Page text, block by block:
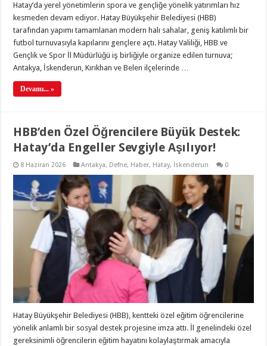
Hatay’da yerel yönetimlerin spora ve gençliğe yönelik yatırımları hız
kesmeden devam ediyor. Hatay Büyükşehir Belediyesi (HBB)
tarafından yapımı tamamlanan modern halı sahalar, geniş katılımlı bir
futbol turnuvasıyla kapılarını gençlere açtı. Hatay Valiliği, HBB ve
Gençlik ve Spor İl Müdürlüğü iş birliğiyle organize edilen turnuva;
Antakya, İskenderun, Kırıkhan ve Belen ilçelerinde …
Devamı... »
HBB’den Özel Öğrencilere Büyük Destek:
Hatay’da Engeller Sevgiyle Aşılıyor!
8 Haziran 2026 Antakya, Defne, Haber, Hatay, İskenderun 0
Hatay Büyükşehir Belediyesi (HBB), kentteki özel eğitim öğrencilerine
yönelik anlamlı bir sosyal destek projesine imza attı. İl genelindeki özel
gereksinimli öğrencilerin eğitim hayatını kolaylaştırmak amacıyla